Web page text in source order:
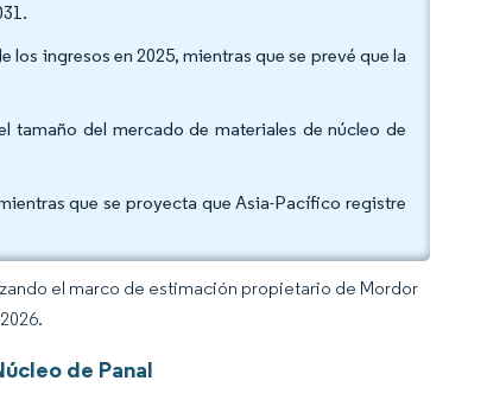
ingresos en 2025, mientras que se prevé que la
tamaño del mercado de materiales de núcleo de
que se proyecta que Asia-Pacífico registre
el marco de estimación propietario de Mordor
de Panal